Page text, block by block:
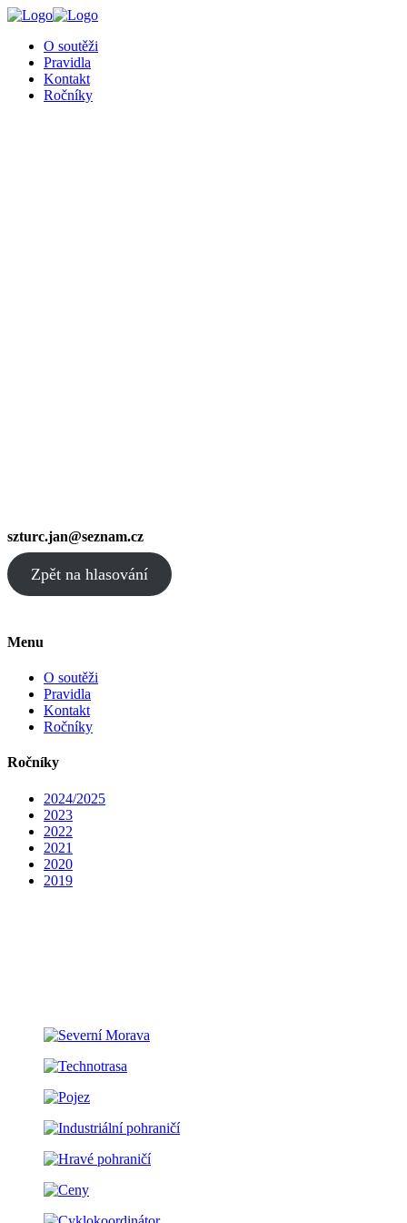
O soutěži
Pravidla
Kontakt
Ročníky
szturc.jan@seznam.cz
Zpět na hlasování
Menu
O soutěži
Pravidla
Kontakt
Ročníky
Ročníky
2024/2025
2023
2022
2021
2020
2019